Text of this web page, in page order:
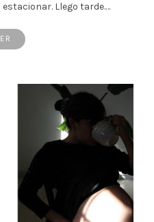
Llego tarde.…